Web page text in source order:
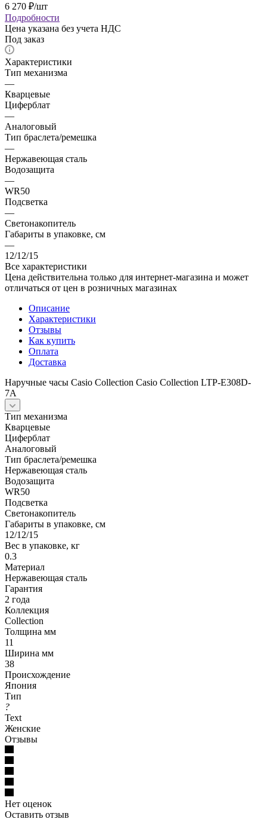
6 270 ₽/шт
Подробности
Цена указана без учета НДС
Под заказ
Характеристики
Тип механизма
—
Кварцевые
Циферблат
—
Аналоговый
Тип браслета/ремешка
—
Нержавеющая сталь
Водозащита
—
WR50
Подсветка
—
Светонакопитель
Габариты в упаковке, см
—
12/12/15
Все характеристики
Цена действительна только для интернет-магазина и может
отличаться от цен в розничных магазинах
Описание
Характеристики
Отзывы
Как купить
Оплата
Доставка
Наручные часы Casio Collection Casio Collection LTP-E308D-
7A
Тип механизма
Кварцевые
Циферблат
Аналоговый
Тип браслета/ремешка
Нержавеющая сталь
Водозащита
WR50
Подсветка
Светонакопитель
Габариты в упаковке, см
12/12/15
Вес в упаковке, кг
0.3
Материал
Нержавеющая сталь
Гарантия
2 года
Коллекция
Collection
Толщина мм
11
Ширина мм
38
Происхождение
Япония
Тип
?
Text
Женские
Отзывы
Нет оценок
Оставить отзыв